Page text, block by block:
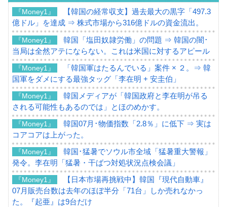
『Money1』
【韓国の経常収支】過去最大の黒字「497.3
億ドル」を達成 ⇒ 株式市場から316億ドルの資金流出。
『Money1』
韓国「塩田奴隷労働」の問題 ⇒ 韓国の闇･
当局は全然アテにならない。これは米国に対するアピール
『Money1』
「韓国軍はたるんでいる」案件 × ２。⇒ 韓
国軍をダメにする最強タッグ「李在明 + 安圭伯」
『Money1』
韓国メディアが「韓国政府と李在明が吊る
される可能性もあるのでは」とほのめかす。
『Money1』
韓国07月･物価指数「2.8％」に低下 ⇒ 実は
コアコアは上がった。
『Money1』
韓国･猛暑でソウル市全域「猛暑重大警報」
発令。李在明「猛暑・干ばつ対処状況点検会議」
『Money1』
【日本市場再挑戦中】韓国『現代自動車』
07月販売台数は去年のほぼ半分「71台」しか売れなかっ
た。『起亜』は9台だけ